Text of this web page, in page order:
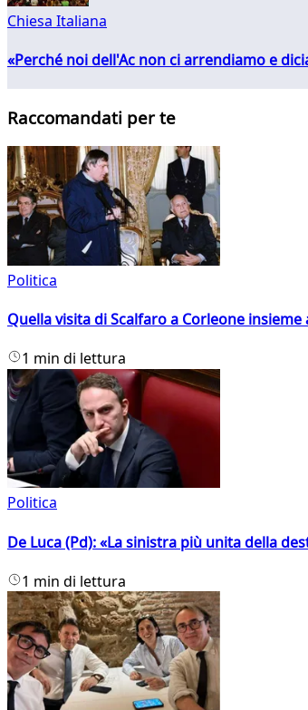
Chiesa Italiana
«Perché noi dell'Ac non ci arrendiamo e
Raccomandati per te
Politica
Quella visita di Scalfaro a Corleone
1 min di lettura
Politica
De Luca (Pd): «La sinistra più unita della
1 min di lettura